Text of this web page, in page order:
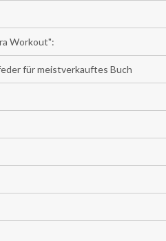
Workout":
für meistverkauftes Buch